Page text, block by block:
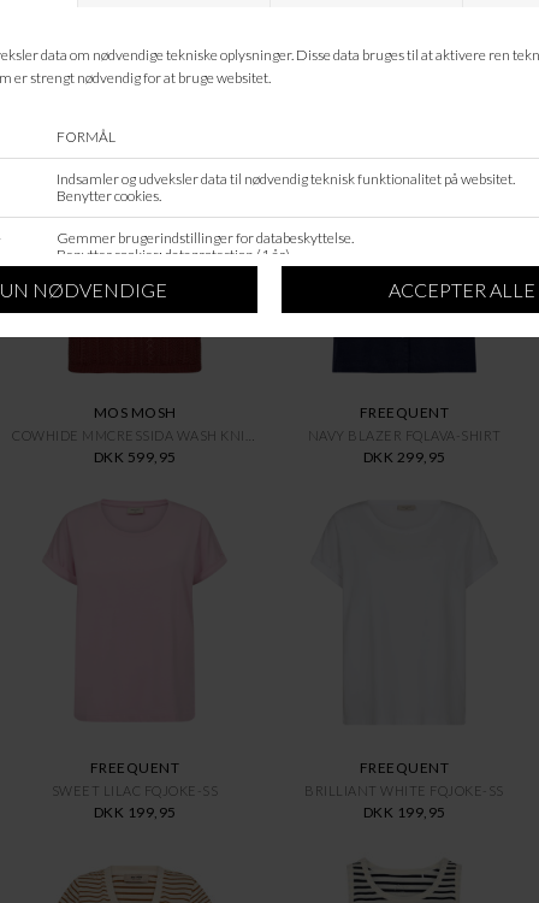
LEVETE ROOM
VEILE LR-NUMBIA 14
LEVETE ROOM
MOS MOSH
DKK 599,95
FREEQUENT
NAVY BLAZER FQLAVA-SHIRT
DKK 299,95
FREEQUENT
SWEET LILAC FQJOKE-SS
DKK 199,95
FREEQUENT
BRILLIANT WHITE FQJOKE-SS
DKK 199,95